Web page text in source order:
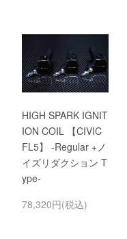
HIGH SPARK IGNIT
ION COIL 【CIVIC
FL5】 -Regular +ノ
イズリダクション T
ype-
78,320円(税込)